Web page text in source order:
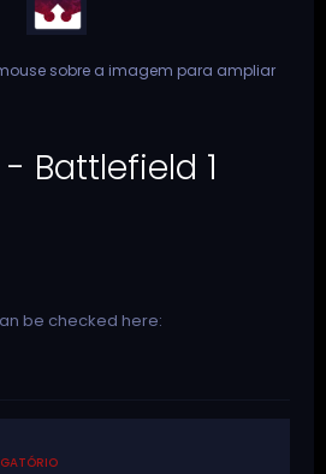
sobre a imagem para ampliar
Battlefield 1
be checked here: